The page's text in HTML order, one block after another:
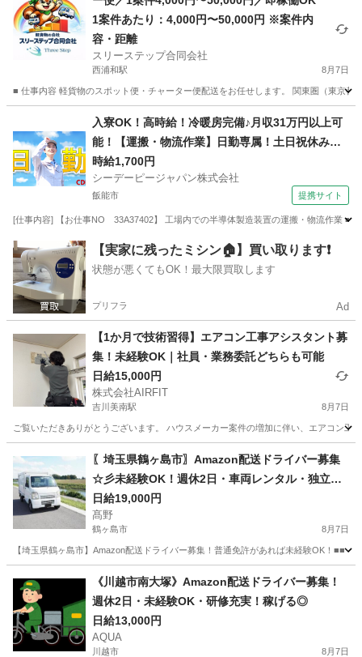
1案件あたり：4,000円〜50,000円 ※案件内
容・距離
スリーステップ合同会社
西浦和駅 8月7日
■ 仕事内容 軽貨物のスポット便・チャーター便配送をお任せします。 関東圏（東京
さいたま市 西浦和駅 配送 スポット
入寮OK！高時給！冷暖房完備♪月収31万円以上可
能！【運搬・物流作業】日勤専属！土日祝休み！
自動車通勤OK！無料送迎バスあり！
時給1,700円
シーデーピージャパン株式会社
飯能市 提携サイト
[仕事内容] 【お仕事NO 33A37402】 工場内での半導体製造装置の運搬・物流作業 ■
飯能市 その他
【実家に残ったミシン🏠】買い取ります❗️
状態が悪くてもOK！最大限買取します
プリフラ Ad
【1か月で技術習得】エアコン工事アシスタント募
集！未経験OK｜社員・業務委託どちらも可能
日給15,000円
株式会社AIRFIT
吉川美南駅 8月7日
ご覧いただきありがとうございます。 ハウスメーカー案件の増加に伴い、エアコン
吉川美南駅 その他 業務委託
〖埼玉県鶴ヶ島市〗Amazon配送ドライバー募集
☆彡未経験OK！週休2日・車両レンタル・独立支
援も
日給19,000円
髙野
鶴ヶ島市 8月7日
【埼玉県鶴ヶ島市】Amazon配送ドライバー募集！普通免許があれば未経験OK！■■
ドライバー
《川越市南大塚》Amazon配送ドライバー募集！
週休2日・未経験OK・研修充実！稼げる◎
日給13,000円
AQUA
川越市 8月7日